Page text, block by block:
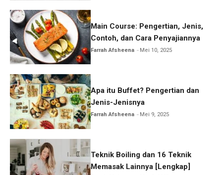
Main Course: Pengertian, Jenis,
Contoh, dan Cara Penyajiannya
Farrah Afsheena Mei 10, 2025
Apa itu Buffet? Pengertian dan
Jenis-Jenisnya
Farrah Afsheena Mei 9, 2025
Teknik Boiling dan 16 Teknik
Memasak Lainnya [Lengkap]